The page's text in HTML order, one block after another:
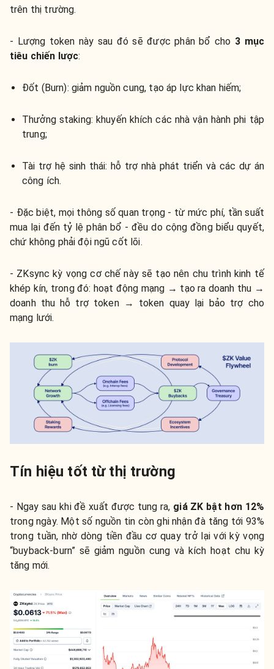
trên thị trường.
- Lượng token này sau đó sẽ được phân bổ cho 3 mục
tiêu chiến lược:
Đốt (Burn): giảm nguồn cung, tạo áp lực khan hiếm;
Thưởng staking: khuyến khích các nhà vận hành phi tập
trung;
Tài trợ hệ sinh thái: hỗ trợ nhà phát triển và các dự án
công ích.
- Đặc biệt, mọi thông số quan trọng - từ mức phí, tần suất
mua lại đến tỷ lệ phân bổ - đều do cộng đồng biểu quyết,
chứ không phải đội ngũ cốt lõi.
- ZKsync kỳ vọng cơ chế này sẽ tạo nên chu trình kinh tế
khép kín, trong đó: hoạt động mạng → tạo ra doanh thu →
doanh thu hỗ trợ token → token quay lại bảo trợ cho
mạng lưới.
Tín hiệu tốt từ thị trường
- Ngay sau khi đề xuất được tung ra, giá ZK bật hơn 12%
trong ngày. Một số nguồn tin còn ghi nhận đà tăng tới 93%
trong tuần, nhờ dòng tiền đầu cơ quay trở lại với kỳ vọng
“buyback-burn” sẽ giảm nguồn cung và kích hoạt chu kỳ
tăng mới.